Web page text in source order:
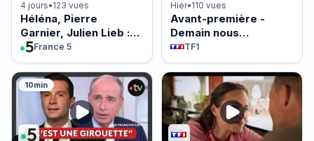
4 jours•123 vues
Héléna, Pierre
Garnier, Julien Lieb :
l’après Star Ac !
France 5
Hier•110 vues
Avant-première -
Demain nous
appartient du 5 août
2026 - Episode 2263
TF1
10min